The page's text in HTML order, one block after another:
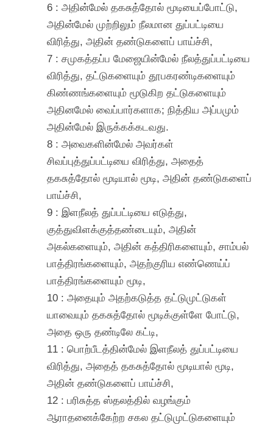
6 : அதின்மேல் தகசுத்தோல் மூடியைப்போட்டு,
அதின்மேல் முற்றிலும் நீலமான துப்பட்டியை
விரித்து, அதின் தண்டுகளைப் பாய்ச்சி,
7 : சமுகத்தப்ப மேஜையின்மேல் நீலத்துப்பட்டியை
விரித்து, தட்டுகளையும் தூபகரண்டிகளையும்
கிண்ணங்களையும் மூடுகிற தட்டுகளையும்
அதினமேல் வைப்பார்களாக; நித்திய அப்பமும்
அதின்மேல் இருக்கக்கடவது.
8 : அவைகளின்மேல் அவர்கள்
சிவப்புத்துப்பட்டியை விரித்து, அதைத்
தகசுத்தோல் மூடியால் மூடி, அதின் தண்டுகளைப்
பாய்ச்சி,
9 : இளநீலத் துப்பட்டியை எடுத்து,
குத்துவிளக்குத்தண்டையும், அதின்
அகல்களையும், அதின் கத்திரிகளையும், சாம்பல்
பாத்திரங்களையும், அதற்குரிய எண்ணெய்ப்
பாத்திரங்களையும் மூடி,
10 : அதையும் அதற்கடுத்த தட்டுமுட்டுகள்
யாவையும் தகசுத்தோல் மூடிக்குள்ளே போட்டு,
அதை ஒரு தண்டிலே கட்டி,
11 : பொற்பீடத்தின்மேல் இளநீலத் துப்பட்டியை
விரித்து, அதைத் தகசுத்தோல் மூடியால் மூடி,
அதின் தண்டுகளைப் பாய்ச்சி,
12 : பரிசுத்த ஸ்தலத்தில் வழங்கும்
ஆராதனைக்கேற்ற சகல தட்டுமுட்டுகளையும்